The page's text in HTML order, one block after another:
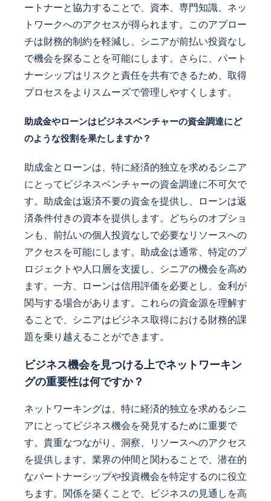
ートナーと協力することで、資本、専門知識、ネッ
トワークへのアクセスが得られます。このアプロー
チは財務的制約を軽減し、シニアが前払い投資なし
で機会を探ることを可能にします。さらに、パート
ナーシップはリスクと責任を共有できるため、取得
プロセスをよりスムーズで管理しやすくします。
助成金やローンはビジネスベンチャーの資金調達にど
のような役割を果たしますか？
助成金とローンは、特に経済的独立を求めるシニア
にとってビジネスベンチャーの資金調達に不可欠で
す。助成金は返済不要の資金を提供し、ローンは返
済条件付きの資本を提供します。どちらのオプショ
ンも、前払いの個人投資なしで必要なリソースへの
アクセスを可能にします。助成金は通常、特定のプ
ロジェクトや人口層を支援し、シニアの機会を高め
ます。一方、ローンは信用評価を必要とし、金利が
関与する場合があります。これらの資金源を理解す
ることで、シニアはビジネス取得における財務的課
題を乗り越えることができます。
ビジネス機会を見つける上でネットワーキン
グの重要性は何ですか？
ネットワーキングは、特に経済的独立を求めるシニ
アにとってビジネス機会を発見するために重要で
す。貴重なつながり、洞察、リソースへのアクセス
を提供します。業界の仲間と関わることで、潜在的
なパートナーシップや投資機会を特定するのに役立
ちます。関係を築くことで、ビジネスの見通しを高